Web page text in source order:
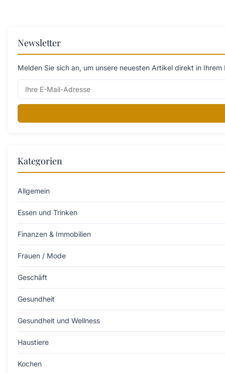
Newsletter
Melden Sie sich an, um unsere neuesten Artikel direkt in
Kategorien
Allgemein
Essen und Trinken
Finanzen & Immobilien
Frauen / Mode
Geschäft
Gesundheit
Gesundheit und Wellness
Haustiere
Kochen